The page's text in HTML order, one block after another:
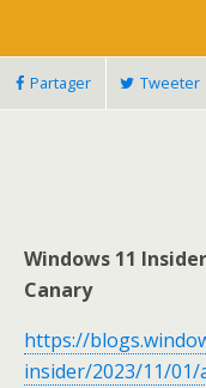
Partager Tweeter
Windows 11
Canary
https://
insider/2023/11/